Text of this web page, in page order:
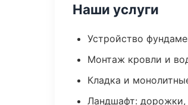
Наши услуги
Устройство
Монтаж кровли и
Кладка и
Ландшафт: дорожки,